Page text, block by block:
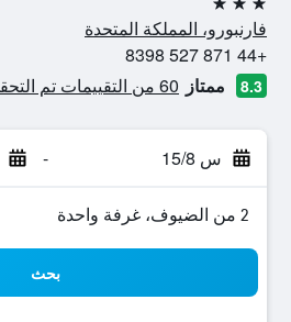
3 نجوم
فارنبورو، المملكة المتحدة
+44 871 527 8398
8.3 ممتاز 60 من التقييمات تم التحقق منها
س 15/8 -
2 من الضيوف، غرفة واحدة
بحث